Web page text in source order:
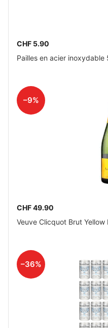
CHF 5.90
Pailles en acier inoxydable
–9%
CHF 49.90
Veuve Clicquot Brut Yellow
–36%